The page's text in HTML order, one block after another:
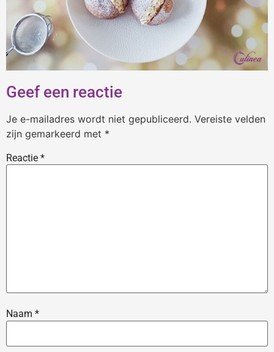
Geef een reactie
Je e-mailadres wordt niet gepubliceerd. Vereiste velden
zijn gemarkeerd met *
Reactie *
Naam *